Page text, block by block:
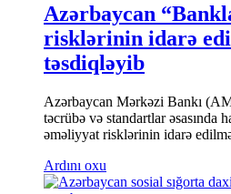
Azərbaycan
risklərinin idarə
təsdiqləyib
Azərbaycan Mərkəzi Bankı
təcrübə və standartlar əsasında
əməliyyat risklərinin idarə
Ardını oxu